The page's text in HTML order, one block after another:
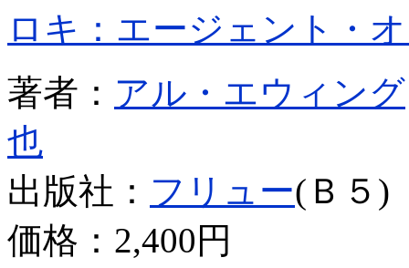
ロキ：エージェント・
著者： アル・エウィング
也
出版社： フリュー(Ｂ５)
価格： 2,400円